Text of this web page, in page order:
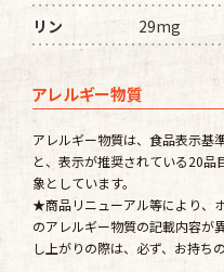
リン
29mg
アレルギー物質
アレルギー物質は、食品表示基
と、表示が推奨されている20
象としています。
★商品リニューアル等により、
のアレルギー物質の記載内容が
し上がりの際は、必ず、お持ち